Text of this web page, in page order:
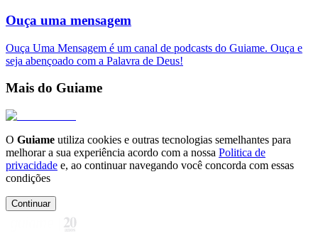
Ouça uma mensagem
Ouça Uma Mensagem é um canal de podcasts do Guiame. Ouça e
seja abençoado com a Palavra de Deus!
Mais do Guiame
O Guiame utiliza cookies e outras tecnologias semelhantes para
melhorar a sua experiência acordo com a nossa Politica de
privacidade e, ao continuar navegando você concorda com essas
condições
Continuar